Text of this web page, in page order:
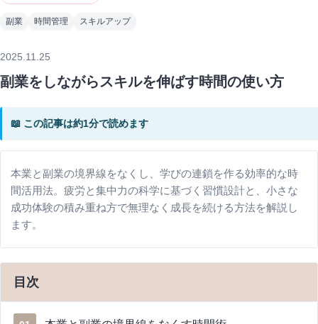
副業 時間管理 スキルアップ
2025.11.25
副業をしながらスキルを伸ばす時間の使い方
📖 この記事は約1分で読めます
本業と副業の境界線をなくし、学びの連鎖を作る効率的な時
間活用法。疲労と集中力の科学に基づく習慣設計と、小さな
成功体験の積み重ね方で無理なく成長を続ける方法を解説し
ます。
目次